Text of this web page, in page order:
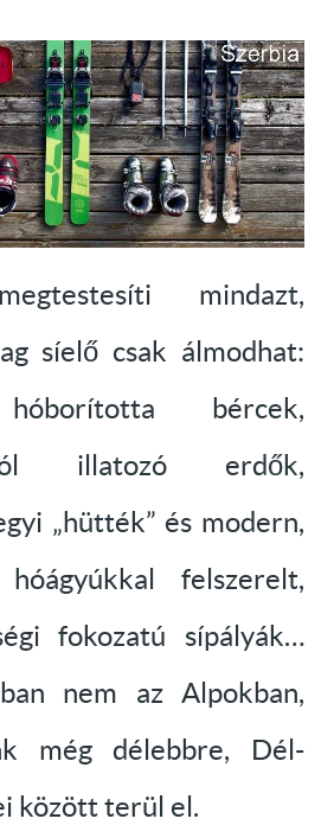
mindazt,
síelő csak álmodhat:
bércek,
illatozó erdők,
„hütték” és modern,
felszerelt,
fokozatú sípályák…
nem az Alpokban,
még délebbre, Dél-
között terül el.